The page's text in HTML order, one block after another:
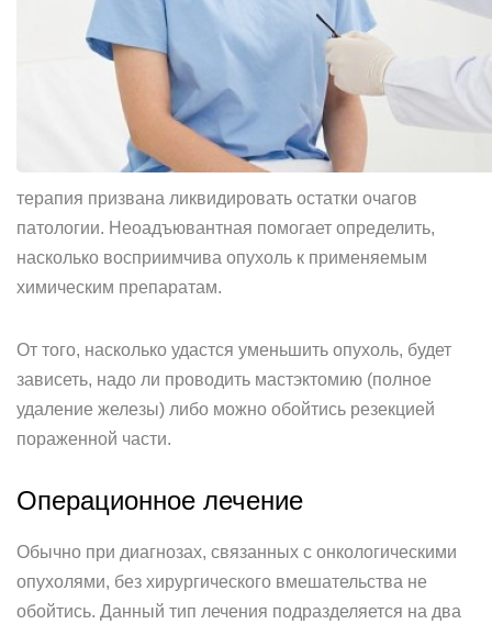
терапия призвана ликвидировать остатки очагов
патологии. Неоадъювантная помогает определить,
насколько восприимчива опухоль к применяемым
химическим препаратам.
От того, насколько удастся уменьшить опухоль, будет
зависеть, надо ли проводить мастэктомию (полное
удаление железы) либо можно обойтись резекцией
пораженной части.
Операционное лечение
Обычно при диагнозах, связанных с онкологическими
опухолями, без хирургического вмешательства не
обойтись. Данный тип лечения подразделяется на два